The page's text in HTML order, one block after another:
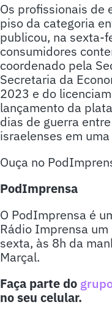
Os profissionais de
piso da categoria
publicou, na sexta-
consumidores
coordenado pela
Secretaria da
2023 e do
lançamento da
dias de guerra
israelenses em
Ouça no
PodImprensa
O PodImprensa é
Rádio Imprensa
sexta, às 8h da
Marçal.
Faça parte do
no seu celular.